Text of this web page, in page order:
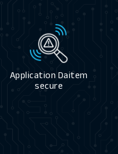
Application Daitem
secure